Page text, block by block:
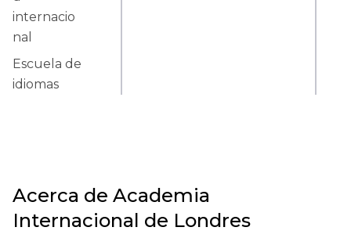
internacio
nal
Escuela de
idiomas
Acerca de Academia
Internacional de Londres